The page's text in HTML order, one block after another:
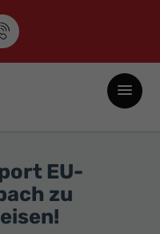
EU-
zu